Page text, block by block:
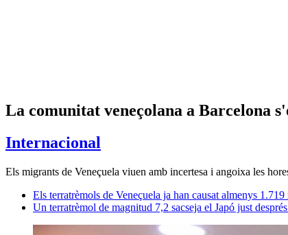
La comunitat veneçolana a Barcelona
Internacional
Els migrants de Veneçuela viuen amb incertesa i angoixa les
Els terratrèmols de Veneçuela ja han causat almenys
Un terratrèmol de magnitud 7,2 sacseja el Japó just